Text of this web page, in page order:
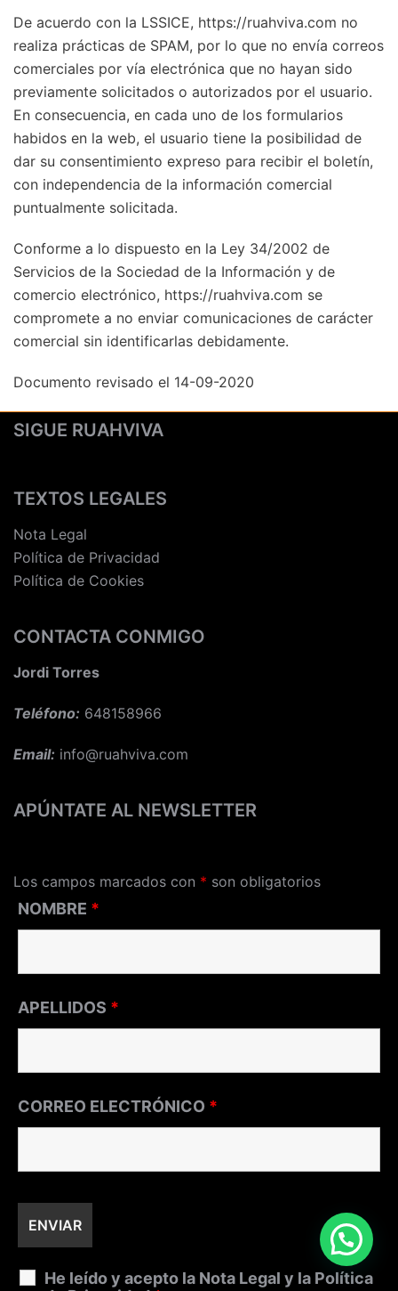
De acuerdo con la LSSICE, https://ruahviva.com no
realiza prácticas de SPAM, por lo que no envía correos
comerciales por vía electrónica que no hayan sido
previamente solicitados o autorizados por el usuario.
En consecuencia, en cada uno de los formularios
habidos en la web, el usuario tiene la posibilidad de
dar su consentimiento expreso para recibir el boletín,
con independencia de la información comercial
puntualmente solicitada.
Conforme a lo dispuesto en la Ley 34/2002 de
Servicios de la Sociedad de la Información y de
comercio electrónico, https://ruahviva.com se
compromete a no enviar comunicaciones de carácter
comercial sin identificarlas debidamente.
Documento revisado el 14-09-2020
SIGUE RUAHVIVA
TEXTOS LEGALES
Nota Legal
Política de Privacidad
Política de Cookies
CONTACTA CONMIGO
Jordi Torres
Teléfono: 648158966
Email: info@ruahviva.com
APÚNTATE AL NEWSLETTER
Los campos marcados con * son obligatorios
NOMBRE *
APELLIDOS *
CORREO ELECTRÓNICO *
He leído y acepto la Nota Legal y la Política